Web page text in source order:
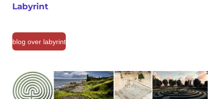
Labyrint
blog over labyrint